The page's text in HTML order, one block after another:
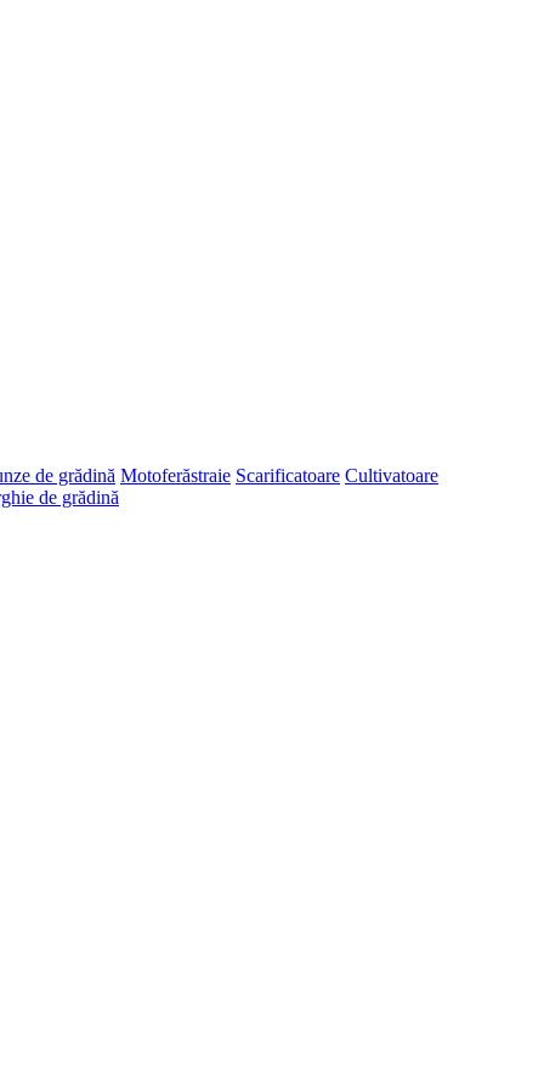
de grădină Motoferăstraie Scarificatoare Cultivatoare
de grădină